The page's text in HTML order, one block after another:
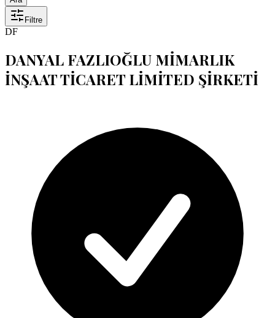
Filtre
DF
DANYAL FAZLIOĞLU MİMARLIK
İNŞAAT TİCARET LİMİTED ŞİRKETİ